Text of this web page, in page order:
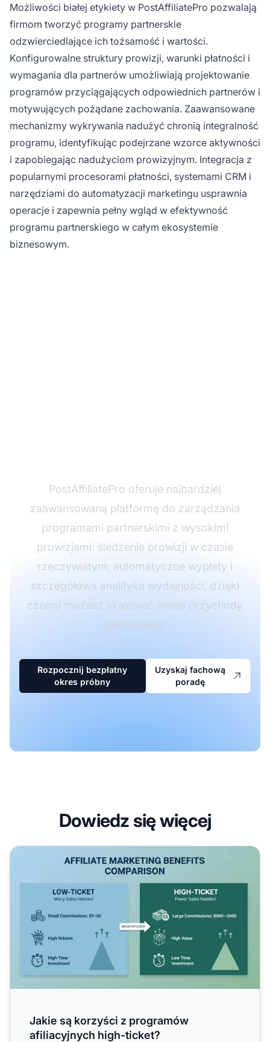
Możliwości białej etykiety w PostAffiliatePro pozwalają
firmom tworzyć programy partnerskie
odzwierciedlające ich tożsamość i wartości.
Konfigurowalne struktury prowizji, warunki płatności i
wymagania dla partnerów umożliwiają projektowanie
programów przyciągających odpowiednich partnerów i
motywujących pożądane zachowania. Zaawansowane
mechanizmy wykrywania nadużyć chronią integralność
programu, identyfikując podejrzane wzorce aktywności
i zapobiegając nadużyciom prowizyjnym. Integracja z
popularnymi procesorami płatności, systemami CRM i
narzędziami do automatyzacji marketingu usprawnia
operacje i zapewnia pełny wgląd w efektywność
programu partnerskiego w całym ekosystemie
biznesowym.
PostAffiliatePro oferuje najbardziej
zaawansowaną platformę do zarządzania
programami partnerskimi z wysokimi
prowizjami: śledzenie prowizji w czasie
rzeczywistym, automatyczne wypłaty i
szczegółowa analityka wydajności, dzięki
czemu możesz skalować swoje przychody
partnerskie.
Rozpocznij bezpłatny
okres próbny
Uzyskaj fachową
poradę
Dowiedz się więcej
Jakie są korzyści z programów afiliacyjnych high-ticket?
Jakie są korzyści z programów
afiliacyjnych high-ticket?